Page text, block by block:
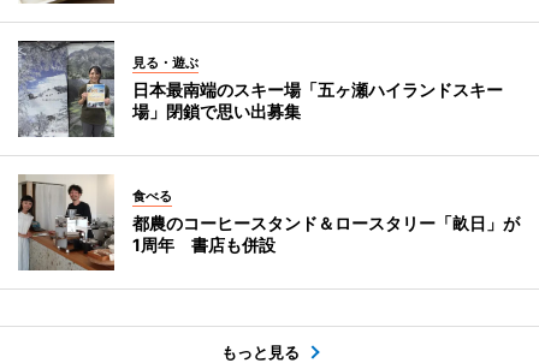
見る・遊ぶ
日本最南端のスキー場「五ヶ瀬ハイランドスキー
場」閉鎖で思い出募集
食べる
都農のコーヒースタンド＆ロースタリー「畝日」が
1周年 書店も併設
もっと見る